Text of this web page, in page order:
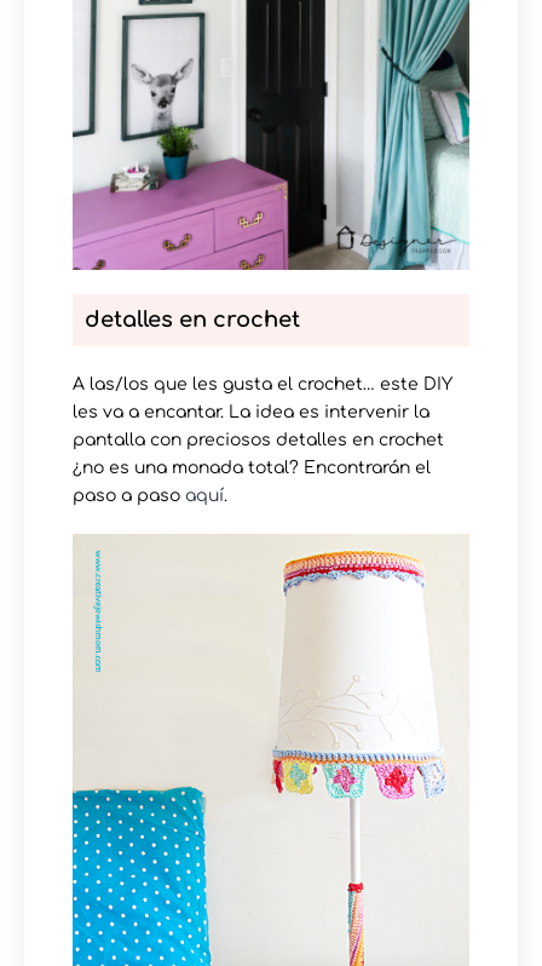
detalles en crochet
A las/los que les gusta el crochet… este DIY
les va a encantar. La idea es intervenir la
pantalla con preciosos detalles en crochet
¿no es una monada total? Encontrarán el
paso a paso aquí.